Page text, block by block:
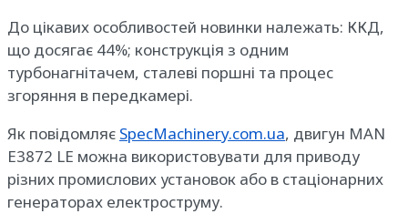
До цікавих особливостей новинки належать: ККД,
що досягає 44%; конструкція з одним
турбонагнітачем, сталеві поршні та процес
згоряння в передкамері.
Як повідомляє SpecMachinery.com.ua, двигун MAN
E3872 LE можна використовувати для приводу
різних промислових установок або в стаціонарних
генераторах електроструму.